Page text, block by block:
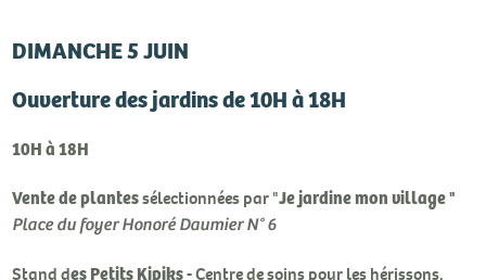
DIMANCHE 5 JUIN
Ouverture des jardins de 10H à 18H
10H à 18H
Vente de plantessélectionnées par "Je jardine mon village "
Place du foyer Honoré Daumier N° 6
Stand des Petits Kipiks- Centre de soins pour les hérissons,